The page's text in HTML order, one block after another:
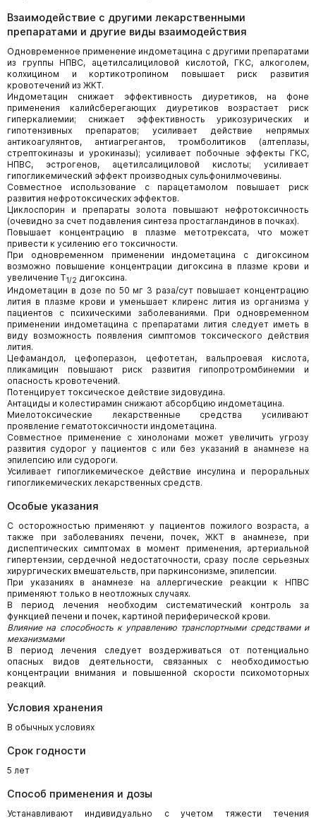
Взаимодействие с другими лекарственными
препаратами и другие виды взаимодействия
Одновременное применение индометацина с другими препаратами
из группы НПВС, ацетилсалициловой кислотой, ГКС, алкоголем,
колхицином и кортикотропином повышает риск развития
кровотечений из ЖКТ.
Индометацин снижает эффективность диуретиков, на фоне
применения калийсберегающих диуретиков возрастает риск
гиперкалиемии; снижает эффективность урикозурических и
гипотензивных препаратов; усиливает действие непрямых
антикоагулянтов, антиагрегантов, тромболитиков (алтеплазы,
стрептокиназы и урокиназы); усиливает побочные эффекты ГКС,
НПВС, эстрогенов, ацетилсалициловой кислоты; усиливает
гипогликемический эффект производных сульфонилмочевины.
Совместное использование с парацетамолом повышает риск
развития нефротоксических эффектов.
Циклоспорин и препараты золота повышают нефротоксичность
(очевидно за счет подавления синтеза простагландинов в почках).
Повышает концентрацию в плазме метотрексата, что может
привести к усилению его токсичности.
При одновременном применении индометацина с дигоксином
возможно повышение концентрации дигоксина в плазме крови и
увеличение Т1/2 дигоксина.
Индометацин в дозе по 50 мг 3 раза/сут повышает концентрацию
лития в плазме крови и уменьшает клиренс лития из организма у
пациентов с психическими заболеваниями. При одновременном
применении индометацина с препаратами лития следует иметь в
виду возможность появления симптомов токсического действия
лития.
Цефамандол, цефоперазон, цефотетан, вальпроевая кислота,
пликамицин повышают риск развития гипопротромбинемии и
опасность кровотечений.
Потенцирует токсическое действие зидовудина.
Антациды и колестирамин снижают абсорбцию индометацина.
Миелотоксические лекарственные средства усиливают
проявление гематотоксичности индометацина.
Совместное применение с хинолонами может увеличить угрозу
развития судорог у пациентов с или без указаний в анамнезе на
эпилепсию или судороги.
Усиливает гипогликемическое действие инсулина и пероральных
гипогликемических лекарственных средств.
Особые указания
С осторожностью применяют у пациентов пожилого возраста, а
также при заболеваниях печени, почек, ЖКТ в анамнезе, при
диспептических симптомах в момент применения, артериальной
гипертензии, сердечной недостаточности, сразу после серьезных
хирургических вмешательств, при паркинсонизме, эпилепсии.
При указаниях в анамнезе на аллергические реакции к НПВС
применяют только в неотложных случаях.
В период лечения необходим систематический контроль за
функцией печени и почек, картиной периферической крови.
Влияние на способность к управлению транспортными средствами и
механизмами
В период лечения следует воздерживаться от потенциально
опасных видов деятельности, связанных с необходимостью
концентрации внимания и повышенной скорости психомоторных
реакций.
Условия хранения
В обычных условиях
Срок годности
5 лет
Способ применения и дозы
Устанавливают индивидуально с учетом тяжести течения